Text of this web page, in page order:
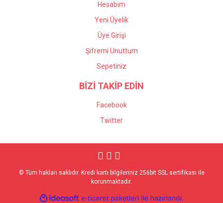
Hesabım
Yeni Üyelik
Üye Girişi
Şifremi Unuttum
Sepetiniz
BİZİ TAKİP EDİN
Facebook
Twitter
© Tüm hakları saklıdır. Kredi kartı bilgileriniz 256bit SSL sertifikası ile
korunmaktadır.
ideasoft e-